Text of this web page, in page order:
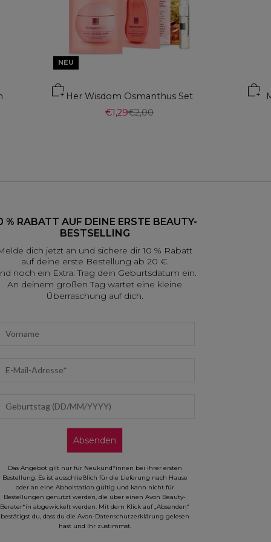
NEU
In den Warenkorb
Her Wisdom Osmanthus Set
Angebot
€1,29Regulärer Preis
€2,00
% RABATT AUF DEINE ERSTE BEAUTY-
BESTSELLING
dich jetzt an und sichere dir 10 % Rabatt
auf deine erste Bestellung ab 20 €.
noch ein Extra: Trag dein Geburtsdatum ein.
An deinem großen Tag wartet eine kleine
Überraschung auf dich.
Absenden
Das Angebot gilt nur für Neukund*innen bei ihrer ersten
Bestellung. Es ist ausschließlich für die Lieferung nach Hause
oder an eine Abholstation gültig und kann nicht für
Bestellungen genutzt werden, die über einen Avon Beauty-
Berater*in abgewickelt werden. Mit dem Klick auf „Absenden“
bestätigst du, dass du die Avon-Datenschutzerklärung gelesen
hast und ihr zustimmst.